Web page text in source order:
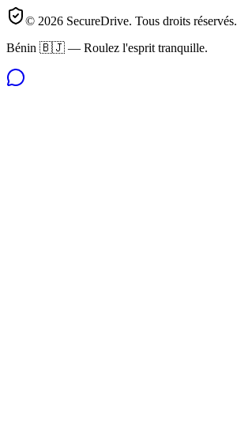
© 2026 SecureDrive. Tous droits réservés.
Bénin 🇧🇯 — Roulez l'esprit tranquille.